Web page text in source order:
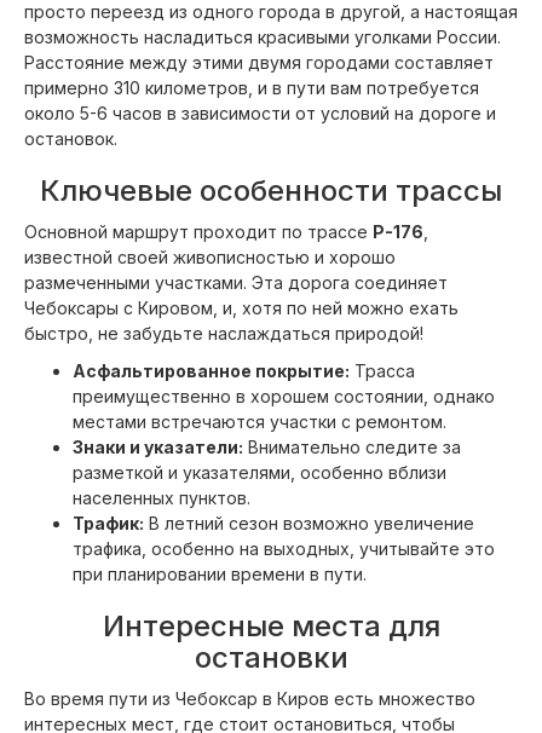
просто переезд из одного города в другой, а настоящая
возможность насладиться красивыми уголками России.
Расстояние между этими двумя городами составляет
примерно 310 километров, и в пути вам потребуется
около 5-6 часов в зависимости от условий на дороге и
остановок.
Ключевые особенности трассы
Основной маршрут проходит по трассе Р-176
известной своей живописностью и хорошо
размеченными участками. Эта дорога соединяет
Чебоксары с Кировом, и, хотя по ней можно ехать
быстро, не забудьте наслаждаться природой!
Асфальтированное покрытие: Трасса
преимущественно в хорошем состоянии, однако
местами встречаются участки с ремонтом.
Знаки и указатели: Внимательно следите за
разметкой и указателями, особенно вблизи
населенных пунктов.
Трафик: В летний сезон возможно увеличение
трафика, особенно на выходных, учитывайте это
при планировании времени в пути.
Интересные места для
остановки
Во время пути из Чебоксар в Киров есть множество
интересных мест, где стоит остановиться, чтобы